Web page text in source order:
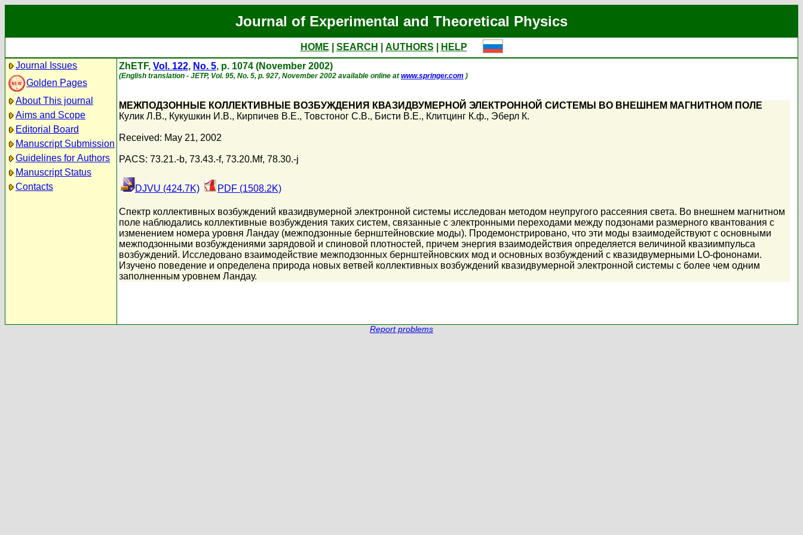
Journal of Experimental and Theoretical Physics
HOME SEARCH AUTHORS
HELP
Journal Issues
Golden Pages
About This journal
Aims and Scope
Editorial Board
Manuscript Submission
Guidelines for Authors
Manuscript Status
Contacts
ZhETF, Vol. 122, No. 5, p. 1074 (November 2002)
(English translation - JETP, Vol. 95, No. 5, p. 927, November 2002 available online atwww.springer.com )
МЕЖПОДЗОННЫЕ КОЛЛЕКТИВНЫЕ ВОЗБУЖДЕНИЯ КВАЗИДВУМЕРНОЙ ЭЛЕКТРОННОЙ СИСТЕМЫ ВО ВНЕШНЕМ МАГНИТНОМ ПОЛЕ
Кулик Л.В., Кукушкин И.В., Кирпичев В.Е., Товстоног С.В., Бисти В.Е., Клитцинг К.ф., Эберл К.
Received: May 21, 2002
PACS: 73.21.-b, 73.43.-f, 73.20.Mf, 78.30.-j
DJVU (424.7K) PDF (1508.2K)
Спектр коллективных возбуждений квазидвумерной электронной системы исследован методом неупругого рассеяния света. Во внешнем магнитном
поле наблюдались коллективные возбуждения таких систем, связанные с электронными переходами между подзонами размерного квантования с
изменением номера уровня Ландау (межподзонные бернштейновские моды). Продемонстрировано, что эти моды взаимодействуют с основными
межподзонными возбуждениями зарядовой и спиновой плотностей, причем энергия взаимодействия определяется величиной квазиимпульса
возбуждений. Исследовано взаимодействие межподзонных бернштейновских мод и основных возбуждений с квазидвумерными LO-фононами.
Изучено поведение и определена природа новых ветвей коллективных возбуждений квазидвумерной электронной системы с более чем одним
заполненным уровнем Ландау.
Report problems